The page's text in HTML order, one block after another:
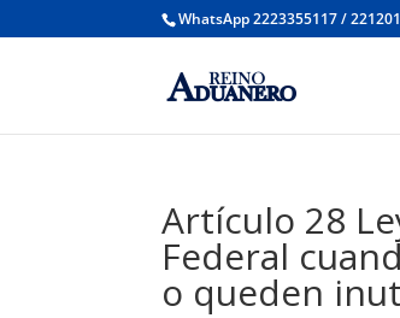
WhatsApp 2223355117 /
Artículo 28
Federal
o queden